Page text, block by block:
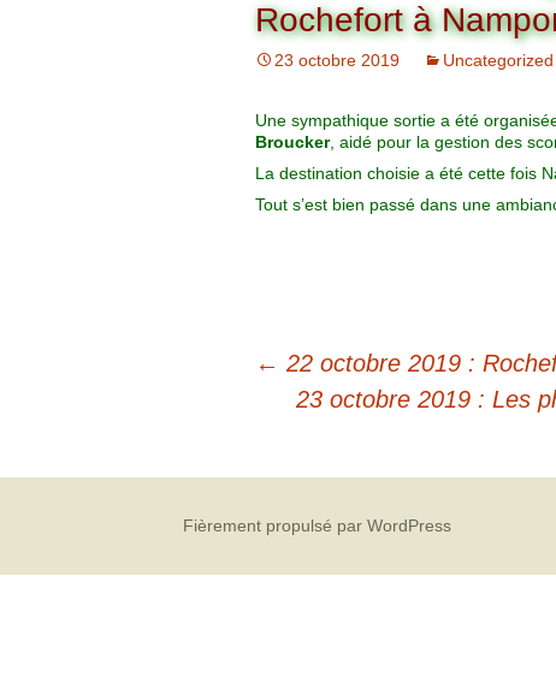
Organigramme
Commission Loisirs
Commission Sportive
Ryder Cup
Couronne
Brut Dames
Rochefort à
23 octobre 2019 Uncategorized
Une sympathique sortie a été
Broucker, aidé pour la gestion des
La destination choisie a été cette fois
Tout s’est bien passé dans une
← 22 octobre 2019 :
23 octobre 2019 : Les
Fièrement propulsé par WordPress